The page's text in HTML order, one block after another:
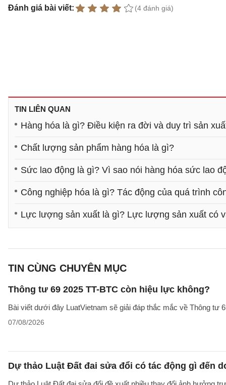
Đánh giá bài viết: (4 đánh giá)
TIN LIÊN QUAN
Hàng hóa là gì? Điều kiện ra đời và duy trì sản
Chất lượng sản phẩm hàng hóa là gì?
Sức lao động là gì? Vì sao nói hàng hóa sức lao
Công nghiệp hóa là gì? Tác động của quá trình
Lực lượng sản xuất là gì? Lực lượng sản xuất có
TIN CÙNG CHUYÊN MỤC
Thông tư 69 2025 TT-BTC còn hiệu lực không?
Bài viết dưới đây LuatVietnam sẽ giải đáp thắc mắc về Thông tư
07/08/2026
Dự thảo Luật Đất đai sửa đổi có tác động gì đến